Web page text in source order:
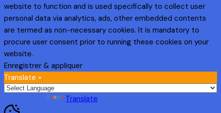
website to function and is used specifically to collect user
personal data via analytics, ads, other embedded contents
are termed as non-necessary cookies. It is mandatory to
procure user consent prior to running these cookies on your
website.
Enregistrer & appliquer
Translate »
Translate